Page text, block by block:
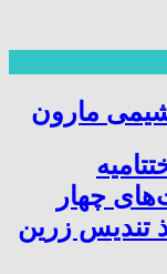
مارون
چهار
تندیس زرین